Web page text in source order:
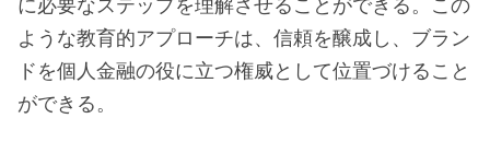
ような教育的アプローチは、信頼を醸成し、ブラン
ドを個人金融の役に立つ権威として位置づけること
ができる。